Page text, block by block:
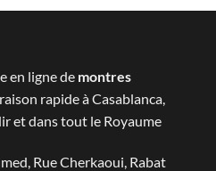
actuel
en ligne de montres
rapide à Casablanca,
et dans tout le Royaume
Rue Cherkaoui, Rabat